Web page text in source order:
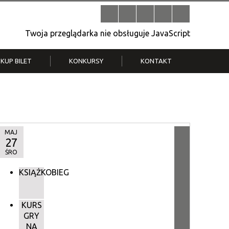
Twoja przeglądarka nie obsługuje JavaScript
KUP BILET KONKURSY KONTAKT
MAJ
27
ŚRO
KSIĄŻKOBIEG
KURS
GRY
NA